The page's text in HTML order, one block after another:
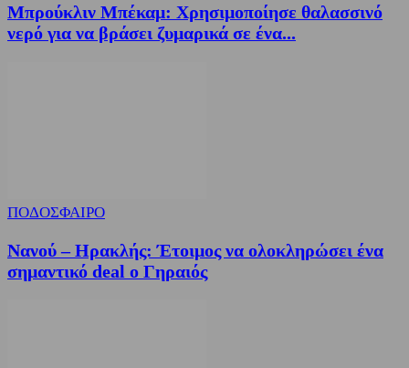
Μπρούκλιν Μπέκαμ: Χρησιμοποίησε θαλασσινό
νερό για να βράσει ζυμαρικά σε ένα...
ΠΟΔΟΣΦΑΙΡΟ
Νανού – Ηρακλής: Έτοιμος να ολοκληρώσει ένα
σημαντικό deal ο Γηραιός